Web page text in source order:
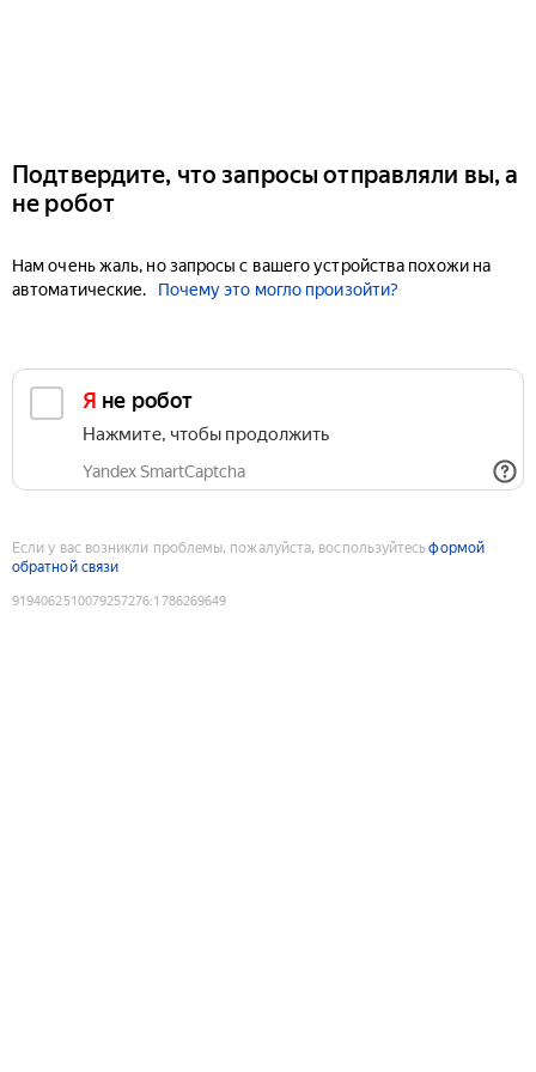
Подтвердите, что запросы отправляли вы, а
не робот
Нам очень жаль, но запросы с вашего устройства похожи на
автоматические.
Почему это могло произойти?
Я не робот
Нажмите, чтобы продолжить
Yandex SmartCaptcha
Если у вас возникли проблемы, пожалуйста, воспользуйтесьформой
обратной связи
9194062510079257276:1786269649